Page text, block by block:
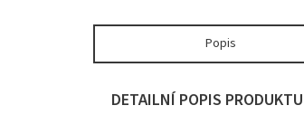
Popis
DETAILNÍ POPIS PRODUKTU